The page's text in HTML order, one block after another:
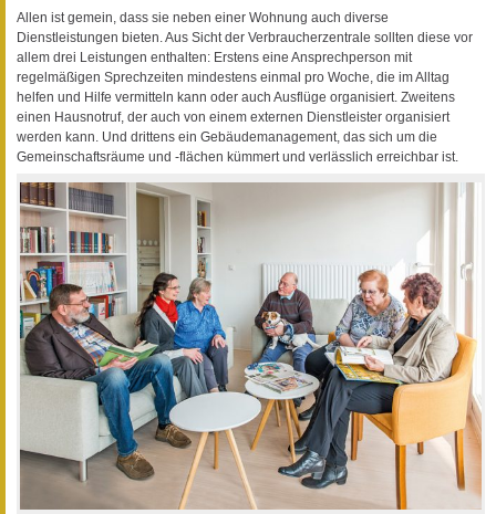
Allen ist gemein, dass sie neben einer Wohnung auch diverse
Dienstleistungen bieten. Aus Sicht der Verbraucherzentrale sollten diese vor
allem drei Leistungen enthalten: Erstens eine Ansprechperson mit
regelmäßigen Sprechzeiten mindestens einmal pro Woche, die im Alltag
helfen und Hilfe vermitteln kann oder auch Ausflüge organisiert. Zweitens
einen Hausnotruf, der auch von einem externen Dienstleister organisiert
werden kann. Und drittens ein Gebäudemanagement, das sich um die
Gemeinschaftsräume und -flächen kümmert und verlässlich erreichbar ist.